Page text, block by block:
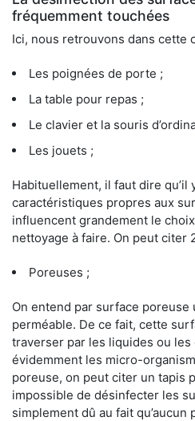
fréquemment touchées
Ici, nous retrouvons dans cette
Les poignées de porte ;
La table pour repas ;
Le clavier et la souris
Les jouets ;
Habituellement, il faut dire qu’il
caractéristiques propres aux
influencent grandement le
nettoyage à faire. On peut citer
Poreuses ;
On entend par surface
perméable. De ce fait, cette
traverser par les liquides ou
évidemment les micro-
poreuse, on peut citer un tapis
impossible de désinfecter les
simplement dû au fait qu’aucun